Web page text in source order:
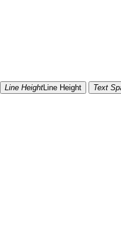
Line HeightLine Height Text